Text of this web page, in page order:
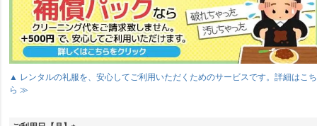
▲ レンタルの礼服を、安心してご利用いただくためのサービスです。詳細はこち
ら ≫